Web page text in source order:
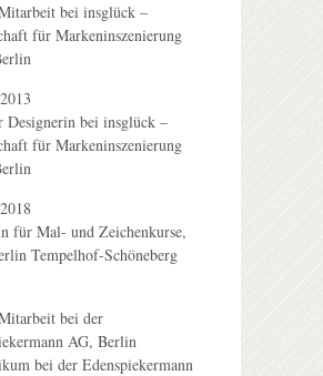
Mitarbeit bei insglück –
für Markeninszenierung
Designerin bei insglück –
für Markeninszenierung
für Mal- und Zeichenkurse,
Tempelhof-Schöneberg
Mitarbeit bei der
AG, Berlin
bei der Edenspiekermann